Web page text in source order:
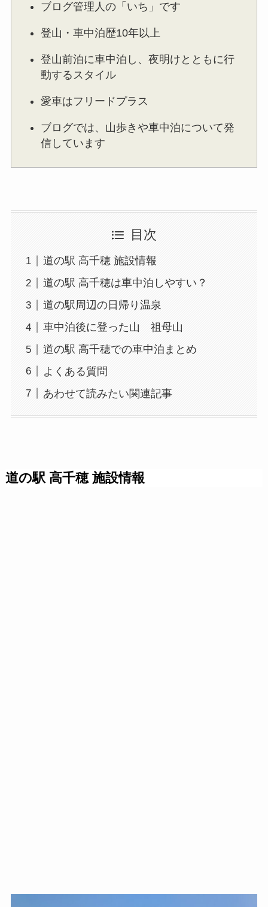
ブログ管理人の「いち」です
登山・車中泊歴10年以上
登山前泊に車中泊し、夜明けとともに行
動するスタイル
愛車はフリードプラス
ブログでは、山歩きや車中泊について発
信しています
目次
道の駅 高千穂 施設情報
道の駅 高千穂は車中泊しやすい？
道の駅周辺の日帰り温泉
車中泊後に登った山 祖母山
道の駅 高千穂での車中泊まとめ
よくある質問
あわせて読みたい関連記事
道の駅 高千穂 施設情報